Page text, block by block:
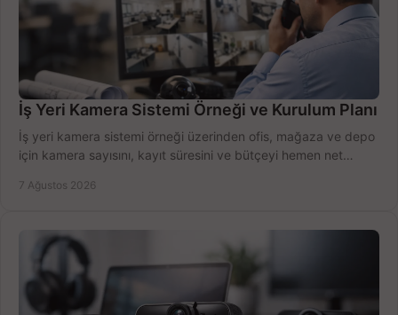
İş Yeri Kamera Sistemi Örneği ve Kurulum Planı
İş yeri kamera sistemi örneği üzerinden ofis, mağaza ve depo
için kamera sayısını, kayıt süresini ve bütçeyi hemen net
7 Ağustos 2026